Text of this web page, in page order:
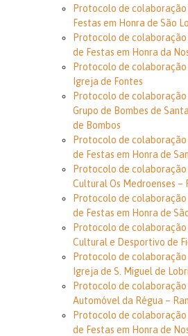
Protocolo de colaboração
Festas em Honra de São
Protocolo de colaboração
de Festas em Honra da
Protocolo de
Igreja de Fontes
Protocolo de
Grupo de Bombes de
de Bombos
Protocolo de colaboração
de Festas em Honra de
Protocolo de colaboração
Cultural Os Medroenses –
Protocolo de colaboração
de Festas em Honra de
Protocolo de
Cultural e Desportivo de
Protocolo de
Igreja de S. Miguel de
Protocolo de
Automóvel da Régua –
Protocolo de colaboração
de Festas em Honra de